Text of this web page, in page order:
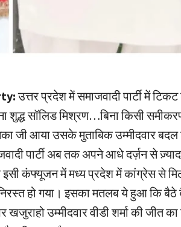
उत्तर प्रदेश में समाजवादी पार्टी में
शुद्ध सॉलिड मिश्रण…बिना किसी
जी आया उसके मुताबिक उम्मीदवार
पार्टी अब तक अपने आधे दर्ज़न से
इसी कंफ्यूजन में मध्य प्रदेश में कांग्रेस से
निरस्त हो गया। इसका मतलब ये हुआ कि
उम्मीदवार वीडी शर्मा की जीत का